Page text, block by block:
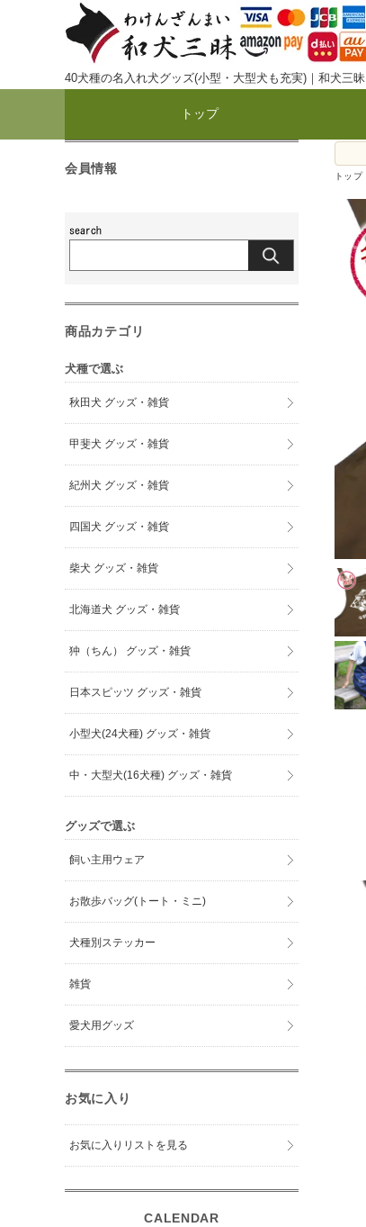
40犬種の名入れ犬グッズ(小型・大型犬も充実)｜和犬三昧
トップ
トップ
会員情報
商品カテゴリ
犬種で選ぶ
秋田犬 グッズ・雑貨
甲斐犬 グッズ・雑貨
紀州犬 グッズ・雑貨
四国犬 グッズ・雑貨
柴犬 グッズ・雑貨
北海道犬 グッズ・雑貨
狆（ちん） グッズ・雑貨
日本スピッツ グッズ・雑貨
小型犬(24犬種) グッズ・雑貨
中・大型犬(16犬種) グッズ・雑貨
グッズで選ぶ
飼い主用ウェア
お散歩バッグ(トート・ミニ)
犬種別ステッカー
雑貨
愛犬用グッズ
お気に入り
お気に入りリストを見る